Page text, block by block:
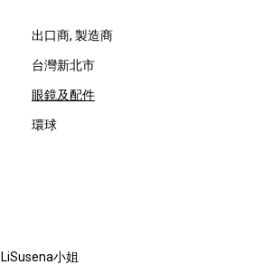
出口商, 製造商
台灣新北市
眼鏡及配件
環球
LiSusena小姐